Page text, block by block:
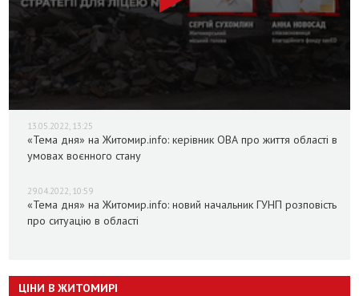
13.05.2022, 13:25
«Тема дня» на Житомир.info: керівник ОВА про життя області в
умовах воєнного стану
29.04.2022, 10:59
«Тема дня» на Житомир.info: новий начальник ГУНП розповість
про ситуацію в області
ЦІНИ В ЖИТОМИРІ